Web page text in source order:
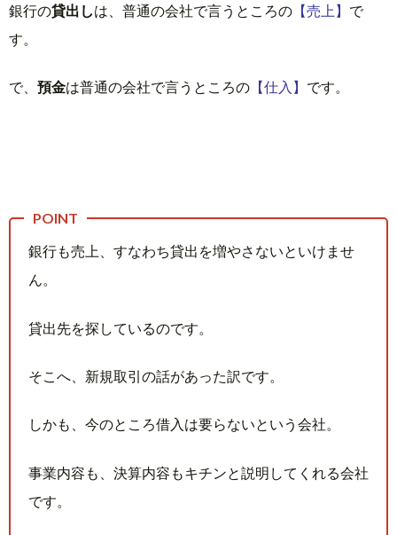
銀行の貸出しは、普通の会社で言うところの 【売上】 で
す。
で、 預金は普通の会社で言うところの 【仕入】 です。
銀行も売上、すなわち貸出を増やさないといけませ
ん。
貸出先を探しているのです。
そこへ、新規取引の話があった訳です。
しかも、今のところ借入は要らないという会社。
事業内容も、決算内容もキチンと説明してくれる会社
です。